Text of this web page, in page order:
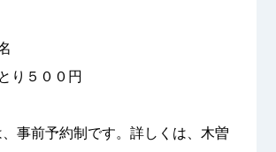
り５００円
、事前予約制です。詳しくは、木曽